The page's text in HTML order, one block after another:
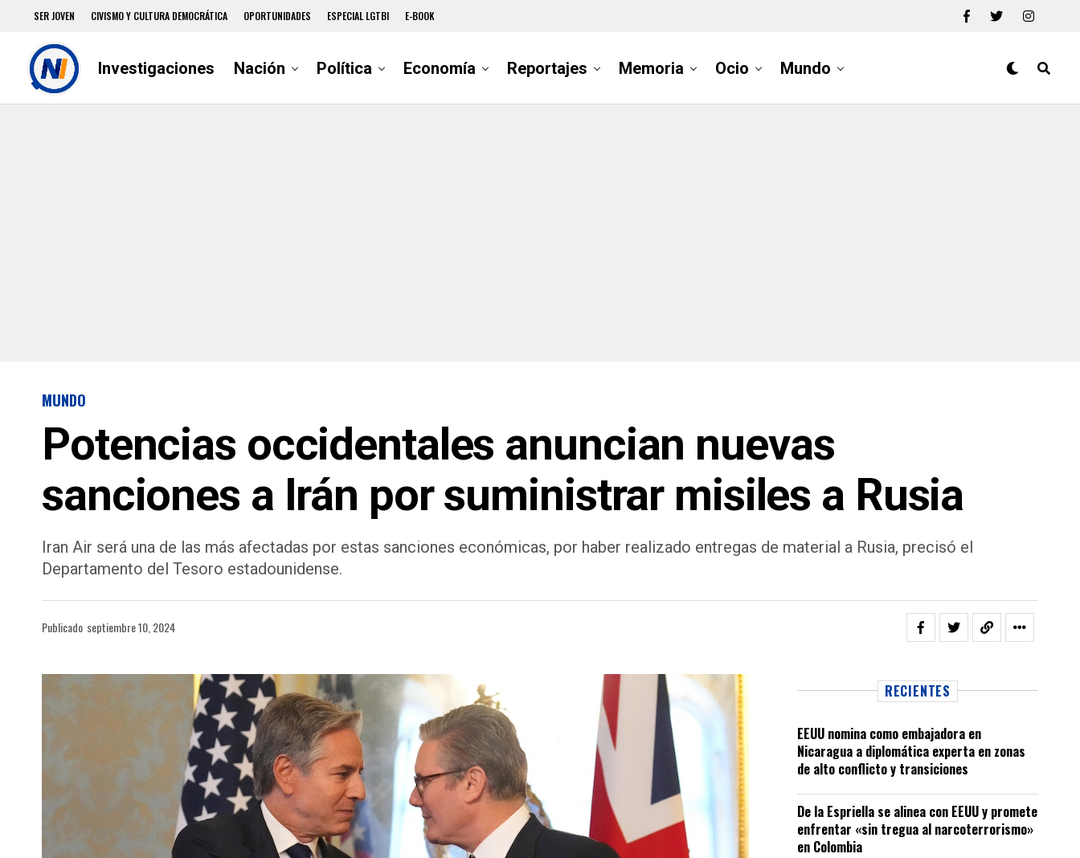
SER JOVEN CIVISMO Y CULTURA DEMOCRÁTICA OPORTUNIDADES ESPECIAL LGTBI E-BOOK
Investigaciones Nación Política Economía Reportajes Memoria Ocio Mundo
MUNDO
Potencias occidentales anuncian nuevas
sanciones a Irán por suministrar misiles a Rusia
Iran Air será una de las más afectadas por estas sanciones económicas, por haber realizado entregas de material a Rusia, precisó el
Departamento del Tesoro estadounidense.
Publicado septiembre 10, 2024
RECIENTES
EEUU nomina como embajadora en
Nicaragua a diplomática experta en zonas
de alto conflicto y transiciones
De la Espriella se alinea con EEUU y promete
enfrentar «sin tregua al narcoterrorismo»
en Colombia